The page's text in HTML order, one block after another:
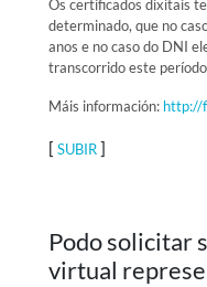
Os certificados dixitais
determinado, que no
anos e no caso do DNI
transcorrido este
Máis información: http://
[ SUBIR]
Podo solicitar
virtual